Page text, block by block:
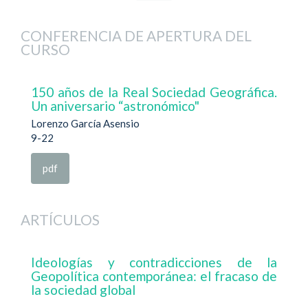
CONFERENCIA DE APERTURA DEL
CURSO
150 años de la Real Sociedad Geográfica.
Un aniversario “astronómico"
Lorenzo García Asensio
9-22
pdf
ARTÍCULOS
Ideologías y contradicciones de la
Geopolítica contemporánea: el fracaso de
la sociedad global